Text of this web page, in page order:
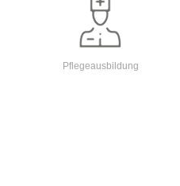
Pflegeausbildung